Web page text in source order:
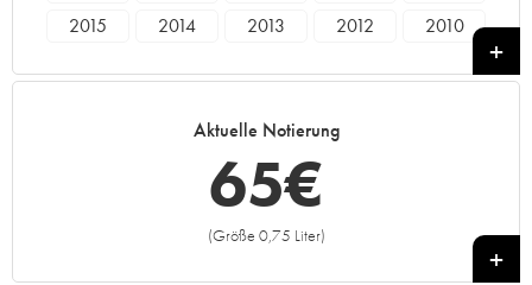
2015
2014 2013 2012
2010
Aktuelle Notierung
65€
(Größe 0,75 Liter)
+